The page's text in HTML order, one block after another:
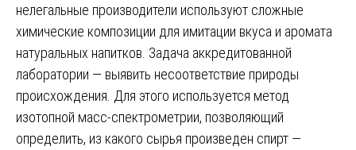
нелегальные производители используют сложные
химические композиции для имитации вкуса и аромата
натуральных напитков. Задача аккредитованной
лаборатории — выявить несоответствие природы
происхождения. Для этого используется метод
изотопной масс-спектрометрии, позволяющий
определить, из какого сырья произведен спирт —